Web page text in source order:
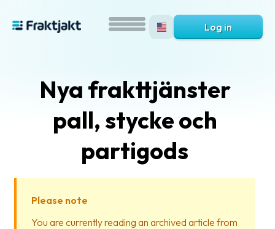
is
Log in
Nya frakttjänster
pall, stycke och
partigods
Please note
You are currently reading an archived article from